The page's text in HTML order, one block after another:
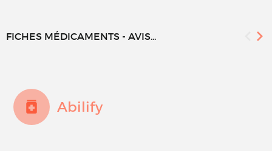
FICHES MÉDICAMENTS - AVIS...
Abilify